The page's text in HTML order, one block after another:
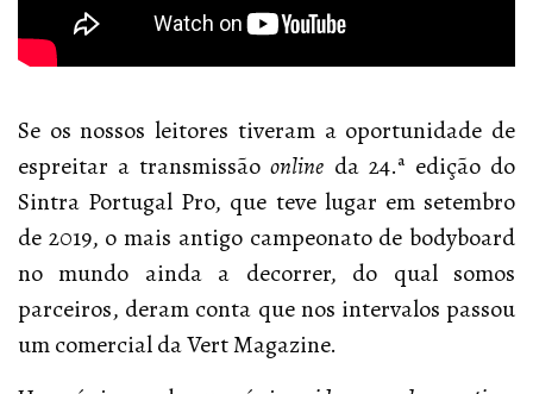
Se os nossos leitores tiveram a oportunidade de
espreitar a transmissãoonline da 24.ª edição do
Sintra Portugal Pro, que teve lugar em setembro
de 2019, o mais antigo campeonato de bodyboard
no mundo ainda a decorrer, do qual somos
parceiros, deram conta que nos intervalos passou
um comercial da Vert Magazine.